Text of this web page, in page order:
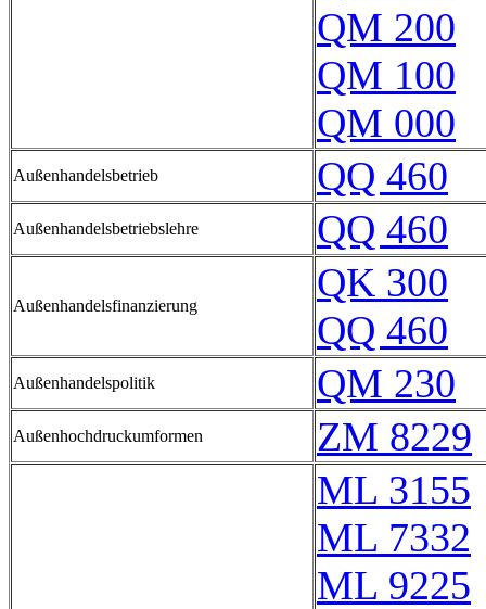
QM 200
QM 100
QM 000
Außenhandelsbetrieb QQ 460
Außenhandelsbetriebslehre QQ 460
Außenhandelsfinanzierung
QK 300
QQ 460
Außenhandelspolitik QM 230
Außenhochdruckumformen
ZM 8229
ML 3155
ML 7332
ML 9225